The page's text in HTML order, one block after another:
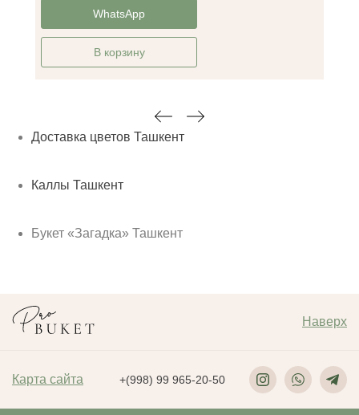
-30%WhatsApp
В корзину
Доставка цветов Ташкент
Каллы Ташкент
Букет «Загадка» Ташкент
Наверх
Карта сайта +(998) 99 965-20-50